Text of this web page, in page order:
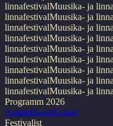
linnafestivalMuusika- ja
linnafestivalMuusika- ja
linnafestivalMuusika- ja
linnafestivalMuusika- ja
linnafestivalMuusika- ja
linnafestivalMuusika- ja
linnafestivalMuusika- ja
linnafestivalMuusika- ja
linnafestivalMuusika- ja
Programm 2026
ArtistidKavaKohad
Festivalist